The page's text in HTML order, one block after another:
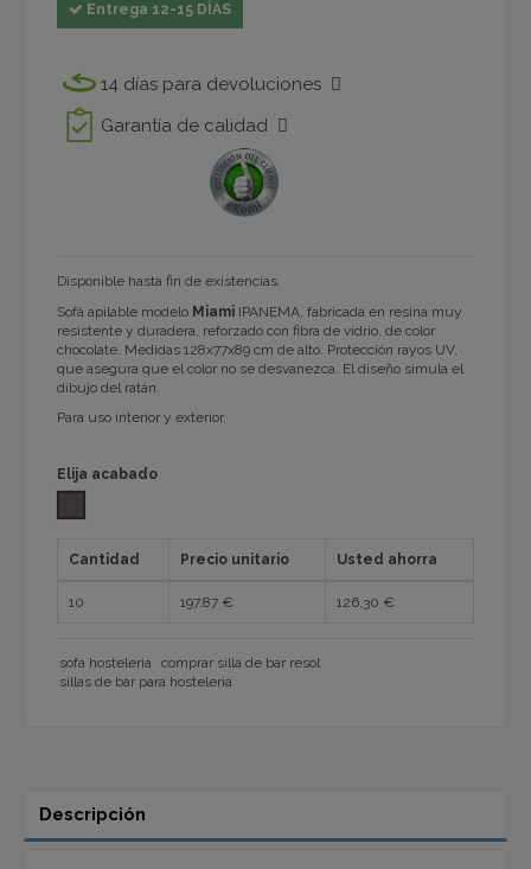
Entrega 12-15 DÍAS
14 días para devoluciones
Garantía de calidad
Disponible hasta fin de existencias.
Sofá apilable modelo Miami IPANEMA, fabricada en resina muy
resistente y duradera, reforzado con fibra de vidrio, de color
chocolate. Medidas 128x77x89 cm de alto. Protección rayos UV,
que asegura que el color no se desvanezca. El diseño simula el
dibujo del ratán.
Para uso interior y exterior.
Elija acabado
Cantidad Precio unitario Usted ahorra
10 197,87 € 126,30 €
sofa hosteleria
comprar silla de bar resol
sillas de bar para hosteleria
Descripción